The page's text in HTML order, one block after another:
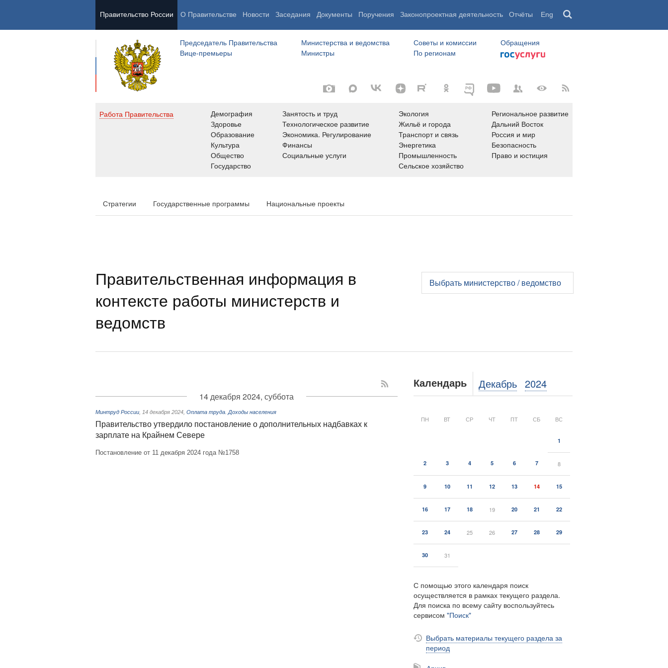
Правительство России О Правительстве Новости Заседания Документы Поручения Законопроектная деятельность Отчёты Eng
Председатель Правительства
Вице-премьеры
Министерства и ведомства
Министры
Советы и комиссии
По регионам
Обращения
Работа Правительства
Демография
Здоровье
Образование
Культура
Общество
Государство
Занятость и труд
Технологическое развитие
Экономика. Регулирование
Финансы
Социальные услуги
Экология
Жильё и города
Транспорт и связь
Энергетика
Промышленность
Сельское хозяйство
Региональное развитие
Дальний Восток
Россия и мир
Безопасность
Право и юстиция
Стратегии Государственные программы Национальные проекты
Правительственная информация в
контексте работы министерств и
ведомств
Выбрать министерство / ведомство
14 декабря 2024, суббота
Минтруд России 14 декабря 2024 Оплата труда. Доходы населения
Правительство утвердило постановление о дополнительных надбавках к
зарплате на Крайнем Севере
Постановление от 11 декабря 2024 года №1758
Календарь Декабрь 2024
ПН ВТ СР ЧТ ПТ СБ ВС
1
2 3 4 5 6 7 8
9 10 11 12 13 14 15
16 17 18 19 20 21 22
23 24 25 26 27 28 29
30 31
С помощью этого календаря поиск
осуществляется в рамках текущего раздела.
Для поиска по всему сайту воспользуйтесь
сервисом "Поиск"
Выбрать материалы текущего раздела за
период